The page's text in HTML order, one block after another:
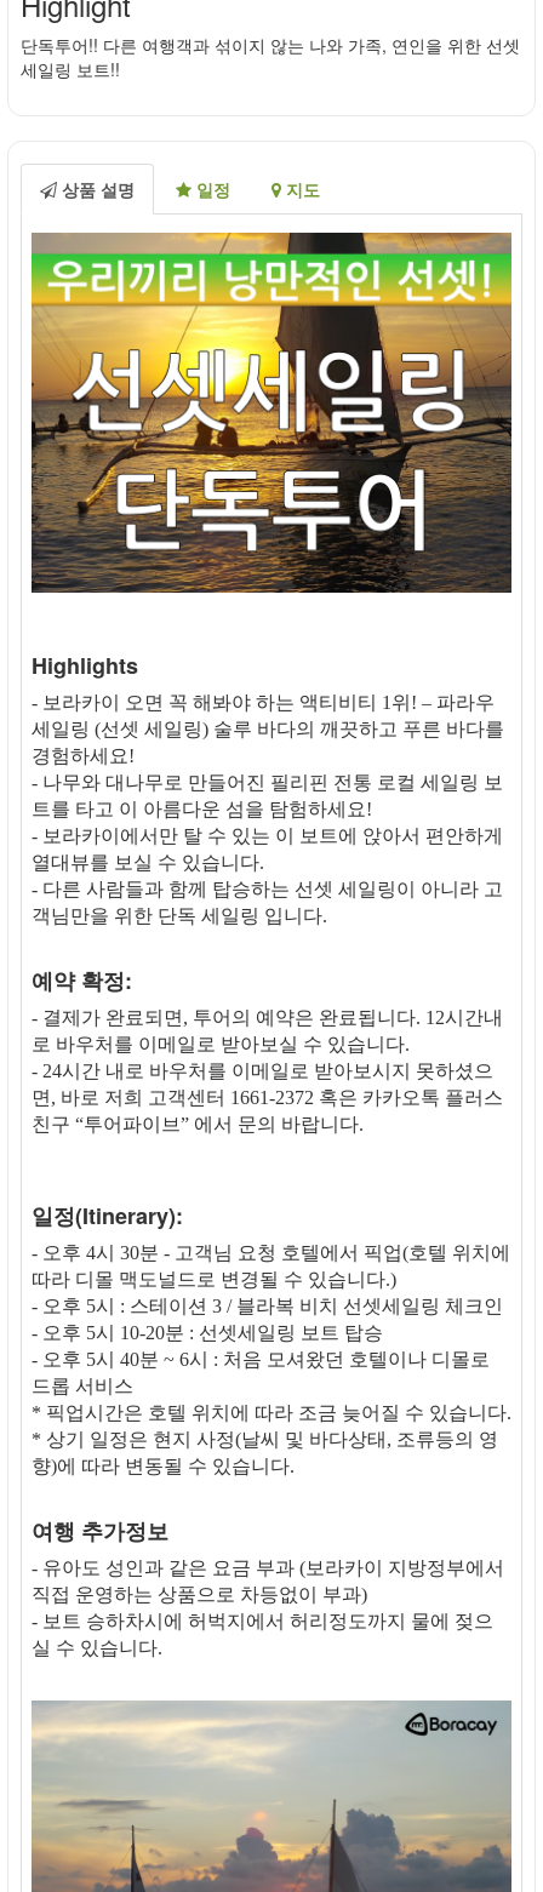
단독투어!! 다른 여행객과 섞이지 않는 나와 가족, 연인을 위한 선셋
세일링 보트!!
상품 설명 일정 지도
Highlights
- 보라카이 오면 꼭 해봐야 하는 액티비티 1위! – 파라우
세일링 (선셋 세일링) 술루 바다의 깨끗하고 푸른 바다를
경험하세요!
- 나무와 대나무로 만들어진 필리핀 전통 로컬 세일링 보
트를 타고 이 아름다운 섬을 탐험하세요!
- 보라카이에서만 탈 수 있는 이 보트에 앉아서 편안하게
열대뷰를 보실 수 있습니다.
- 다른 사람들과 함께 탑승하는 선셋 세일링이 아니라 고
객님만을 위한 단독 세일링 입니다.
예약 확정:
- 결제가 완료되면, 투어의 예약은 완료됩니다. 12시간내
로 바우처를 이메일로 받아보실 수 있습니다.
- 24시간 내로 바우처를 이메일로 받아보시지 못하셨으
면, 바로 저희 고객센터 1661-2372 혹은 카카오톡 플러스
친구 “투어파이브” 에서 문의 바랍니다.
일정(Itinerary):
- 오후 4시 30분 - 고객님 요청 호텔에서 픽업(호텔 위치에
따라 디몰 맥도널드로 변경될 수 있습니다.)
- 오후 5시 : 스테이션 3 / 블라복 비치 선셋세일링 체크인
- 오후 5시 10-20분 : 선셋세일링 보트 탑승
- 오후 5시 40분 ~ 6시 : 처음 모셔왔던 호텔이나 디몰로
드롭 서비스
* 픽업시간은 호텔 위치에 따라 조금 늦어질 수 있습니다.
* 상기 일정은 현지 사정(날씨 및 바다상태, 조류등의 영
향)에 따라 변동될 수 있습니다.
여행 추가정보
- 유아도 성인과 같은 요금 부과 (보라카이 지방정부에서
직접 운영하는 상품으로 차등없이 부과)
- 보트 승하차시에 허벅지에서 허리정도까지 물에 젖으
실 수 있습니다.